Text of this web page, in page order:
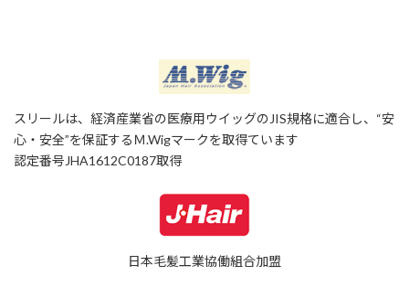
スリールは、経済産業省の医療用ウイッグのJIS規格に適合し、“安
心・安全”を保証するＭ.Wigマークを取得ています
認定番号JHA1612C0187取得
日本毛髪工業協働組合加盟